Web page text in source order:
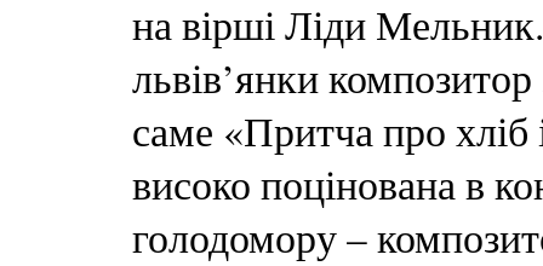
на вірші Ліди
львів’янки
саме «Притча про
високо поцінована в
голодомору –